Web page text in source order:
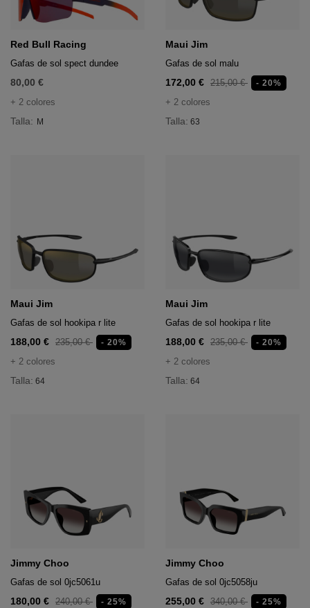
Red Bull Racing
Gafas de sol spect dundee
80,00 €
+ 2 colores
Talla: M
Maui Jim
Gafas de sol malu
172,00 € 215,00 € - 20%
+ 2 colores
Talla: 63
Maui Jim
Gafas de sol hookipa r lite
188,00 € 235,00 € - 20%
+ 2 colores
Talla: 64
Maui Jim
Gafas de sol hookipa r lite
188,00 € 235,00 € - 20%
+ 2 colores
Talla: 64
Jimmy Choo
Gafas de sol 0jc5061u
180,00 € 240,00 € - 25%
Jimmy Choo
Gafas de sol 0jc5058ju
255,00 € 340,00 € - 25%